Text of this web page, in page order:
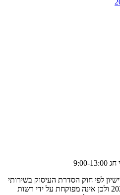
לפי חוק הסדרת העיסוק בשירותי
תשלום וייזום תשלום, התשפ"ג 2023 ולכן אינה מפוקחת על ידי רשות